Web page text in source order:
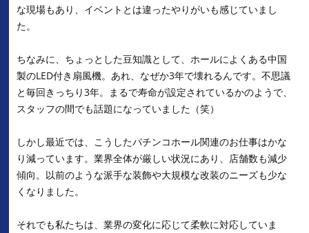
な現場もあり、イベントとは違ったやりがいも感じていまし
た。
ちなみに、ちょっとした豆知識として、ホールによくある中国
製のLED付き扇風機。あれ、なぜか3年で壊れるんです。不思議
と毎回きっちり3年。まるで寿命が設定されているかのようで、
スタッフの間でも話題になっていました（笑）
しかし最近では、こうしたパチンコホール関連のお仕事はかな
り減っています。業界全体が厳しい状況にあり、店舗数も減少
傾向。以前のような派手な装飾や大規模な改装のニーズも少な
くなりました。
それでも私たちは、業界の変化に応じて柔軟に対応していま